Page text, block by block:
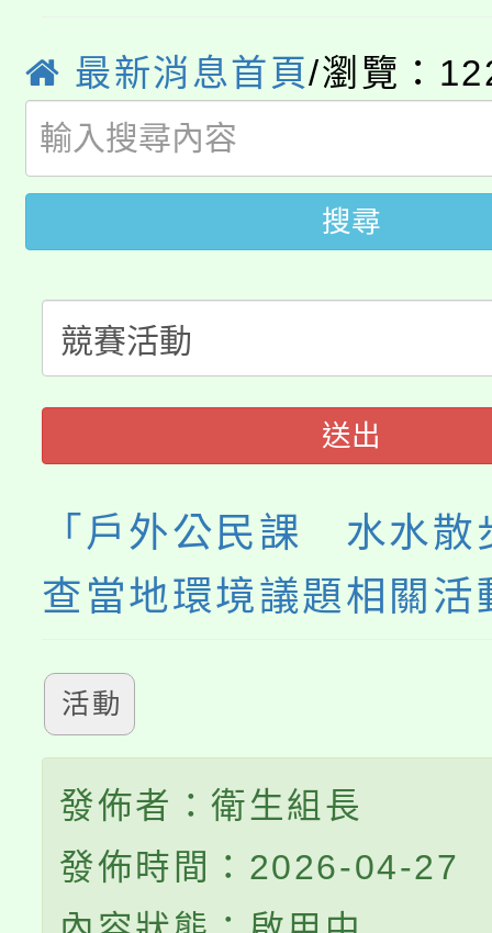
心理、諮商輔導、社會
系所師生報名參加。
學籍身 分審查程序及
版
淨零綠領人才培育課程
公告本校115學年度第
代理(課)教師甄選結果(
「2026金融保險知識
車」活動
桃園市115學年度學生
生本土語及新住民語歌
公告本校115學年度第
代理(課)教師甄選結果(
公告本校115學年度第
代理(課)教師甄選結果(
轉知中國文化大學推廣
《TA101》溝通分析基
程，歡迎學生輔導中心
心理、諮商輔導、社會
最新消息首頁/瀏覽：
搜尋
送出
「戶外公民課 水水散
查當地環境議題相關活
活動
發佈者：衛生組長
發佈時間：2026-04-27